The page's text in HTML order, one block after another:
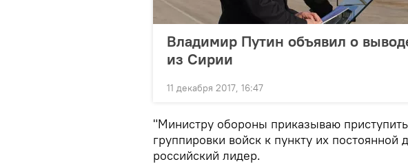
Владимир Путин объявил о
из Сирии
11 декабря 2017, 16:47
"Министру обороны приказываю
группировки войск к пункту их постоянной
российский лидер.